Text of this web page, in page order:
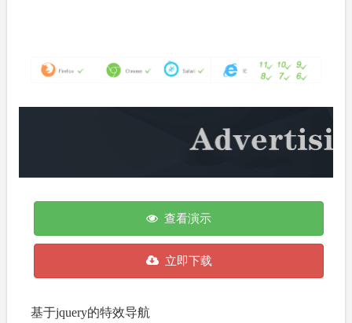
查看演示
立即下载
基于jquery的特效导航